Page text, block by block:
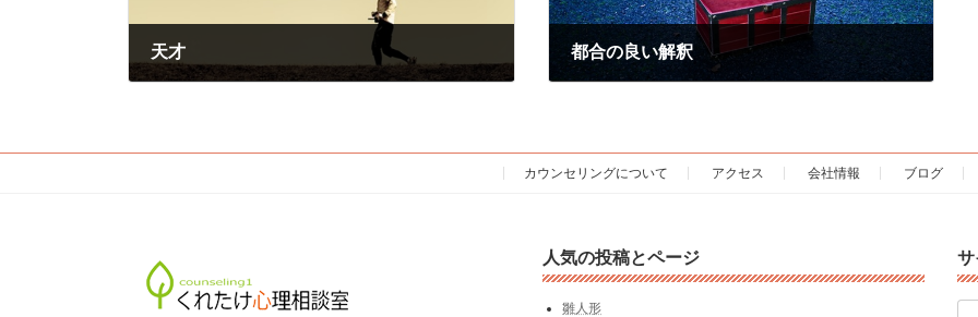
天才 都合の良い解釈
カウンセリングについて アクセス 会社情報 ブログ
人気の投稿とページ
雛人形
サ
検